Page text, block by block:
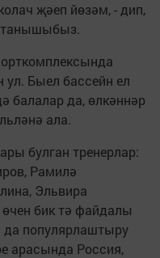
җәеп йөзәм, - дип,
танышыбыз.
ул. Быел бассейн ел
балалар да, өлкәннәр
ала.
булган тренерлар:
Рамилә
Эльвира
бик тә файдалы
да популярлаштыру
арасында Россия,